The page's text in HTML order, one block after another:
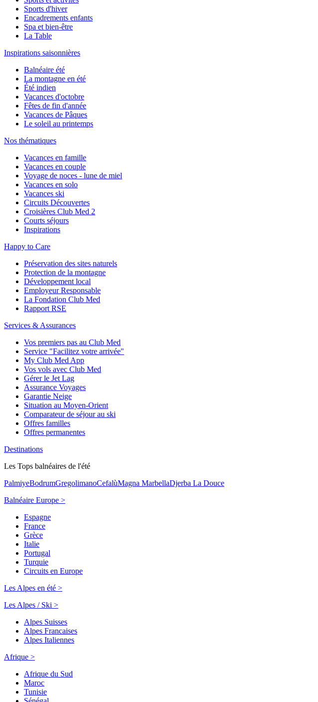
Sports d'hiver
Encadrements enfants
Spa et bien-être
La Table
Inspirations saisonnières
Balnéaire été
La montagne en été
Été indien
Vacances d'octobre
Fêtes de fin d'année
Vacances de Pâques
Le soleil au printemps
Nos thématiques
Vacances en famille
Vacances en couple
Voyage de noces - lune de miel
Vacances en solo
Vacances ski
Circuits Découvertes
Croisières Club Med 2
Courts séjours
Inspirations
Happy to Care
Préservation des sites naturels
Protection de la montagne
Développement local
Employeur Responsable
La Fondation Club Med
Rapport RSE
Services & Assurances
Vos premiers pas au Club Med
Service "Facilitez votre arrivée"
My Club Med App
Vos vols avec Club Med
Gérer le Jet Lag
Assurance Voyages
Garantie Neige
Situation au Moyen-Orient
Comparateur de séjour au ski
Offres familles
Offres permanentes
Destinations
Les Tops balnéaires de l'été
PalmiyeBodrumGregolimanoCefalùMagna MarbellaDjerba La Douce
Balnéaire Europe >
Espagne
France
Grèce
Italie
Portugal
Turquie
Circuits en Europe
Les Alpes en été >
Les Alpes / Ski >
Alpes Suisses
Alpes Francaises
Alpes Italiennes
Afrique >
Afrique du Sud
Maroc
Tunisie